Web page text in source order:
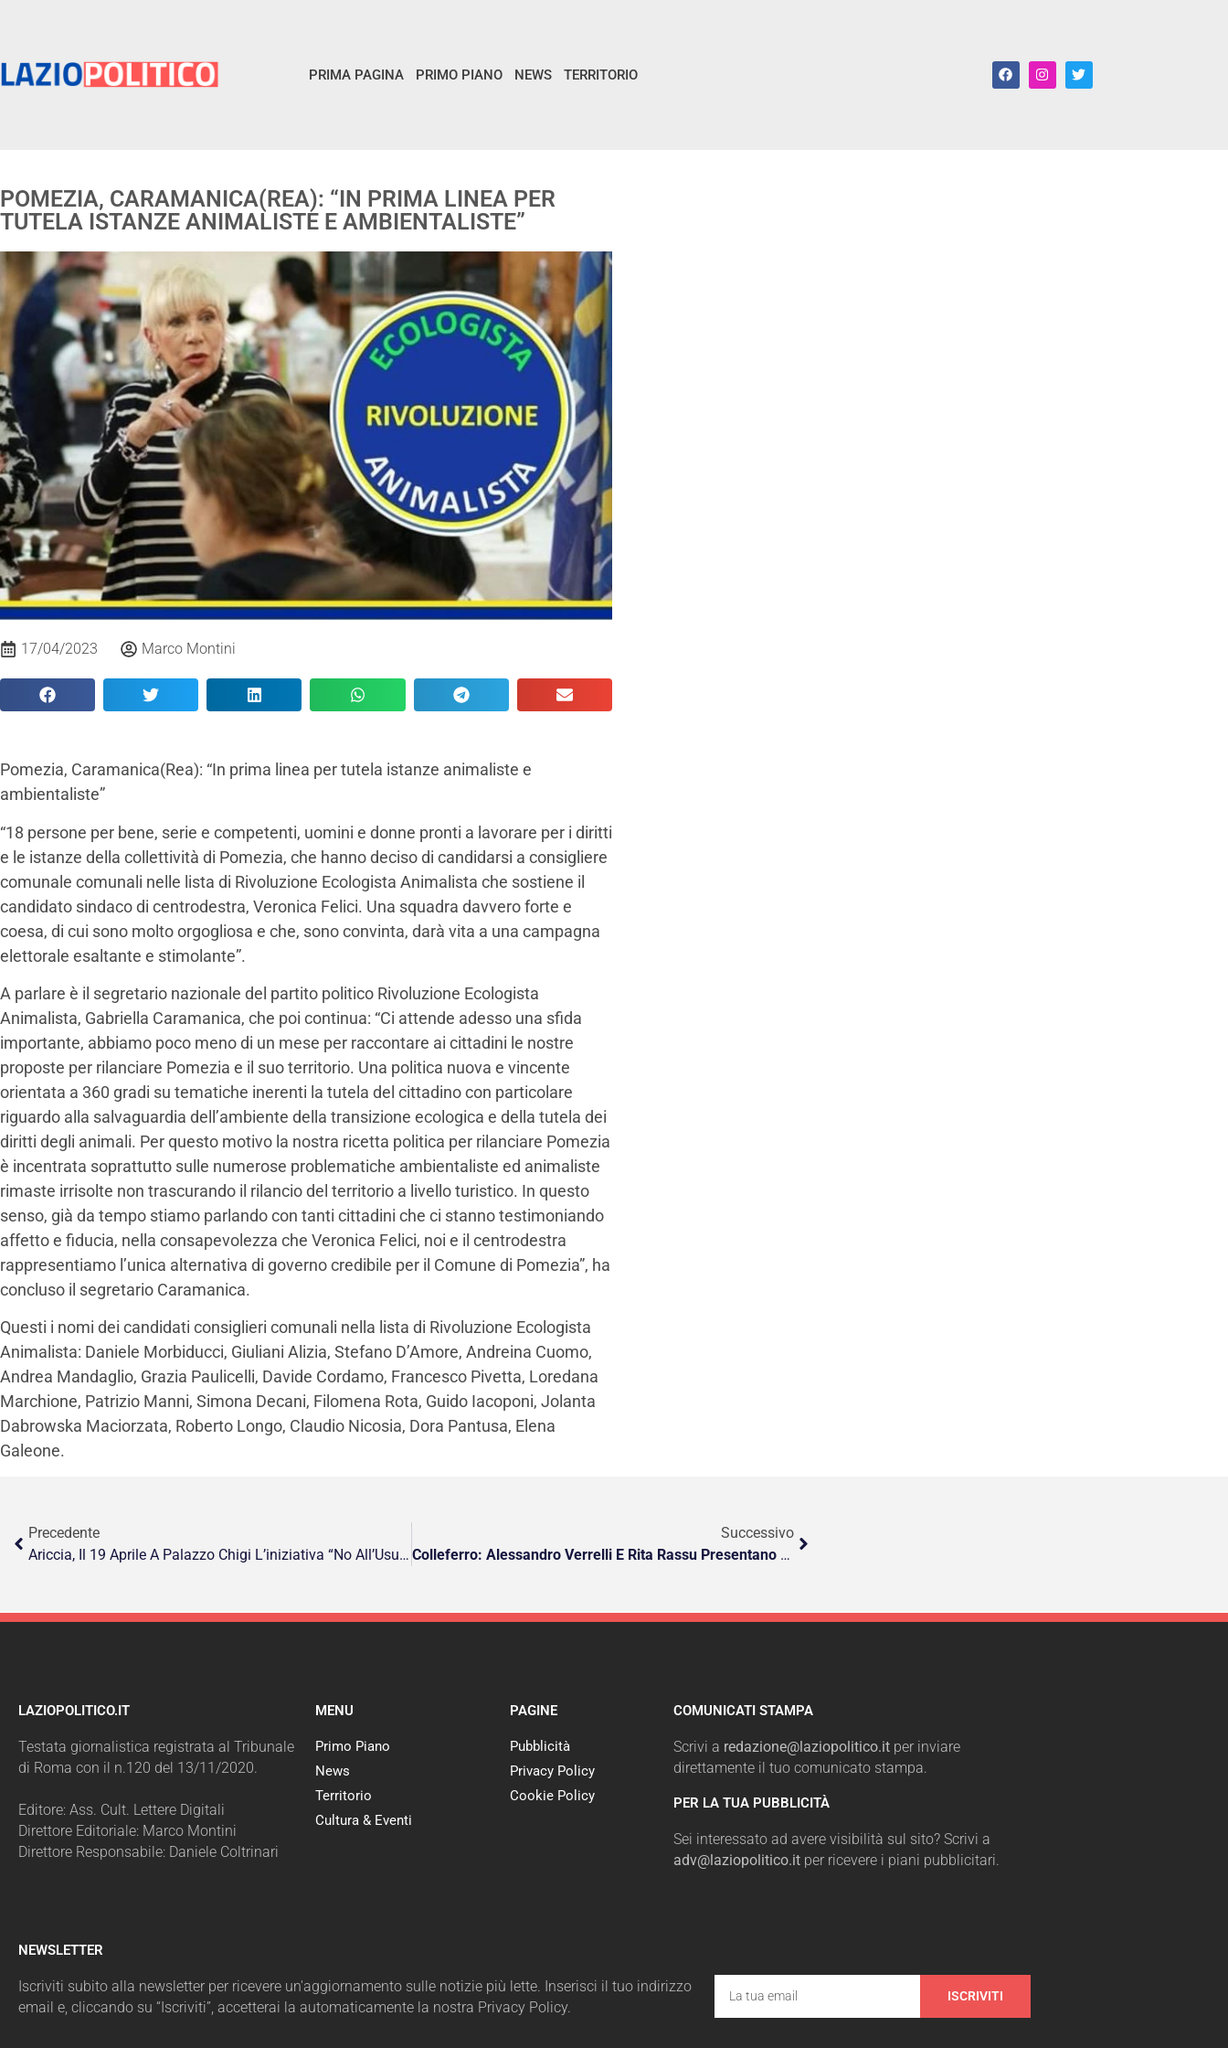
PRIMA PAGINA PRIMO PIANO NEWS TERRITORIO
POMEZIA, CARAMANICA(REA): “IN PRIMA LINEA PER
TUTELA ISTANZE ANIMALISTE E AMBIENTALISTE”
17/04/2023 Marco Montini
Pomezia, Caramanica(Rea): “In prima linea per tutela istanze animaliste e
ambientaliste”
“18 persone per bene, serie e competenti, uomini e donne pronti a lavorare per i diritti
e le istanze della collettività di Pomezia, che hanno deciso di candidarsi a consigliere
comunale comunali nelle lista di Rivoluzione Ecologista Animalista che sostiene il
candidato sindaco di centrodestra, Veronica Felici. Una squadra davvero forte e
coesa, di cui sono molto orgogliosa e che, sono convinta, darà vita a una campagna
elettorale esaltante e stimolante”.
A parlare è il segretario nazionale del partito politico Rivoluzione Ecologista
Animalista, Gabriella Caramanica, che poi continua: “Ci attende adesso una sfida
importante, abbiamo poco meno di un mese per raccontare ai cittadini le nostre
proposte per rilanciare Pomezia e il suo territorio. Una politica nuova e vincente
orientata a 360 gradi su tematiche inerenti la tutela del cittadino con particolare
riguardo alla salvaguardia dell’ambiente della transizione ecologica e della tutela dei
diritti degli animali. Per questo motivo la nostra ricetta politica per rilanciare Pomezia
è incentrata soprattutto sulle numerose problematiche ambientaliste ed animaliste
rimaste irrisolte non trascurando il rilancio del territorio a livello turistico. In questo
senso, già da tempo stiamo parlando con tanti cittadini che ci stanno testimoniando
affetto e fiducia, nella consapevolezza che Veronica Felici, noi e il centrodestra
rappresentiamo l’unica alternativa di governo credibile per il Comune di Pomezia”, ha
concluso il segretario Caramanica.
Questi i nomi dei candidati consiglieri comunali nella lista di Rivoluzione Ecologista
Animalista: Daniele Morbiducci, Giuliani Alizia, Stefano D’Amore, Andreina Cuomo,
Andrea Mandaglio, Grazia Paulicelli, Davide Cordamo, Francesco Pivetta, Loredana
Marchione, Patrizio Manni, Simona Decani, Filomena Rota, Guido Iacoponi, Jolanta
Dabrowska Maciorzata, Roberto Longo, Claudio Nicosia, Dora Pantusa, Elena
Galeone.
Precedente
Ariccia, Il 19 Aprile A Palazzo Chigi L’iniziativa “No All’Usura”
Successivo
Colleferro: Alessandro Verrelli E Rita Rassu Presentano Il Loro Nuovo Racconto
LAZIOPOLITICO.IT
Testata giornalistica registrata al Tribunale
di Roma con il n.120 del 13/11/2020.
Editore: Ass. Cult. Lettere Digitali
Direttore Editoriale: Marco Montini
Direttore Responsabile: Daniele Coltrinari
MENU
Primo Piano
News
Territorio
Cultura & Eventi
PAGINE
Pubblicità
Privacy Policy
Cookie Policy
COMUNICATI STAMPA
Scrivi a redazione@laziopolitico.itper inviare
direttamente il tuo comunicato stampa.
PER LA TUA PUBBLICITÀ
Sei interessato ad avere visibilità sul sito? Scrivi a
adv@laziopolitico.it per ricevere i piani pubblicitari.
NEWSLETTER
Iscriviti subito alla newsletter per ricevere un'aggiornamento sulle notizie più lette. Inserisci il tuo indirizzo
email e, cliccando su “Iscriviti”, accetterai la automaticamente la nostra Privacy Policy.
ISCRIVITI